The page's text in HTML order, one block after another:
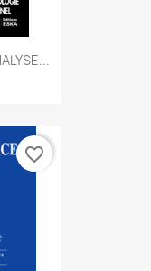
favorite_border